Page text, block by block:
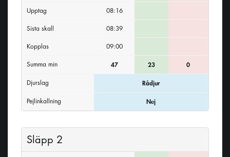
Upptag 08:16
Sista skall 08:39
Kopplas 09:00
Summa min 47 23 0
Djurslag Rådjur
Pejlinkallning Nej
Släpp 2